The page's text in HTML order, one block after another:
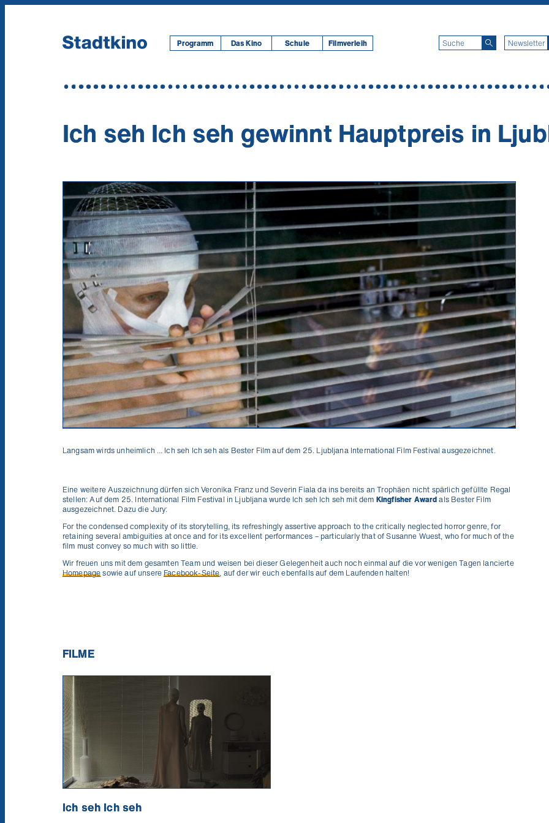
Programm Das Kino Schule Filmverleih
Ich seh Ich seh gewinnt Hauptpreis in
Langsam wirds unheimlich … Ich seh Ich seh als Bester Film auf dem 25. Ljubljana International Film Festival ausgezeichnet.
Eine weitere Auszeichnung dürfen sich Veronika Franz und Severin Fiala da ins bereits an Trophäen nicht spärlich gefüllte Regal
stellen: Auf dem 25. International Film Festival in Ljubljana wurde Ich seh Ich seh mit dem Kingfisher Awardals Bester Film
ausgezeichnet. Dazu die Jury:
For the condensed complexity of its storytelling, its refreshingly assertive approach to the critically neglected horror genre, for
retaining several ambiguities at once and for its excellent performances – particularly that of Susanne Wuest, who for much of the
film must convey so much with so little.
Wir freuen uns mit dem gesamten Team und weisen bei dieser Gelegenheit auch noch einmal auf die vor wenigen Tagen lancierte
Homepagesowie auf unsereFacebook-Seite, auf der wir euch ebenfalls auf dem Laufenden halten!
FILME
Ich seh Ich seh
Ich will die News!
Kino News lieben.
Wahl (Verlosung jeden Monat unter allen
Neuregistrierungen).